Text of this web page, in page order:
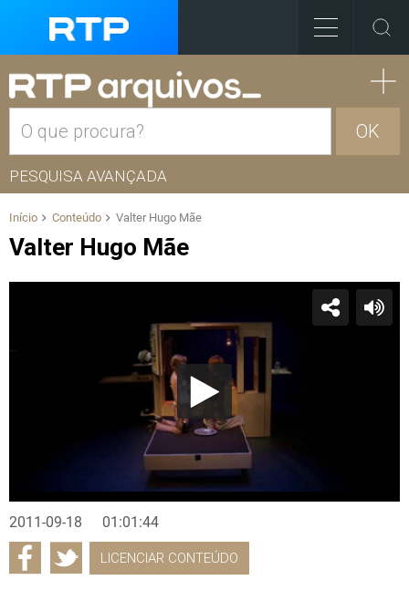
OK
PESQUISA AVANÇADA
Início Conteúdo Valter Hugo Mãe
Valter Hugo Mãe
2011-09-18 01:01:44
LICENCIAR CONTEÚDO